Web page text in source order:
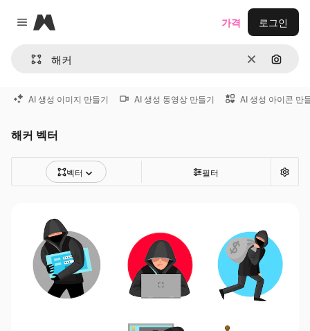
Close menu
Magnific
지우기이미지
가격 로그인
AI 생성 이미지 만들기 AI 생성 동영상 만들기 AI 생성 아이콘 만
해커 벡터
벡터 필터